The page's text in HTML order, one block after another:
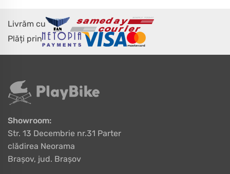
Livrăm cu
Plăți prin
Showroom:
Str. 13 Decembrie nr.31 Parter
clădirea Neorama
Brașov, jud. Brașov